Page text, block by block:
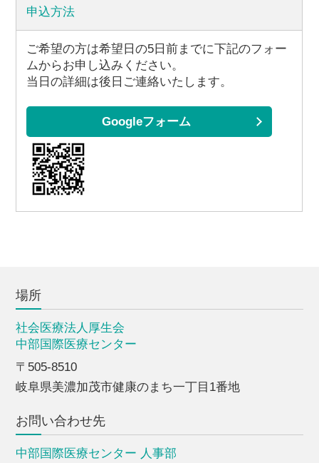
申込方法
ご希望の方は希望日の5日前までに下記のフォー
ムからお申し込みください。
当日の詳細は後日ご連絡いたします。
Googleフォーム
場所
社会医療法人厚生会
中部国際医療センター
〒505-8510
岐阜県美濃加茂市健康のまち一丁目1番地
お問い合わせ先
中部国際医療センター 人事部